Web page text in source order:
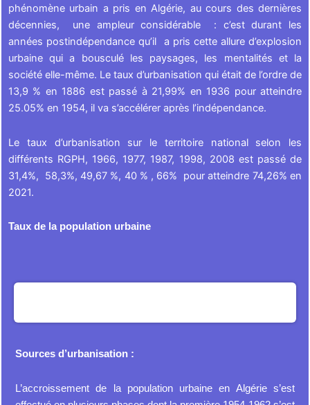
phénomène urbain a pris en Algérie, au cours des dernières
décennies, une ampleur considérable : c’est durant les
années postindépendance qu’il a pris cette allure d’explosion
urbaine qui a bousculé les paysages, les mentalités et la
société elle-même. Le taux d’urbanisation qui était de l’ordre de
13,9 % en 1886 est passé à 21,99% en 1936 pour atteindre
25.05% en 1954, il va s’accélérer après l’indépendance.
Le taux d’urbanisation sur le territoire national selon les
différents RGPH, 1966, 1977, 1987, 1998, 2008 est passé de
31,4%, 58,3%, 49,67 %, 40 % , 66% pour atteindre 74,26% en
2021.
Taux de la population urbaine
Sources d’urbanisation :
L’accroissement de la population urbaine en Algérie s’est